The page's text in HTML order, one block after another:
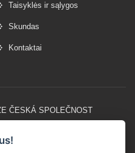
Taisyklės ir sąlygos
Skundas
Kontaktai
ČESKÁ SPOLEČNOST